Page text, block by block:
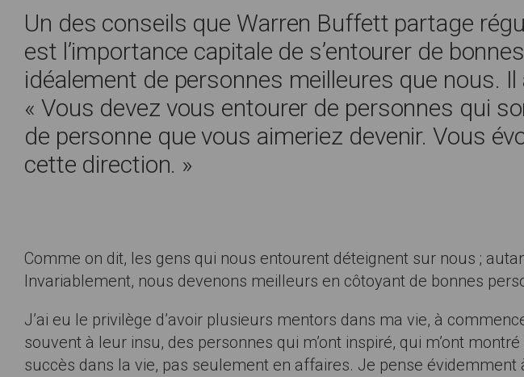
Un des conseils que Warren Buffett partage
est l’importance capitale de s’entourer de
idéalement de personnes meilleures que nous. Il
« Vous devez vous entourer de personnes qui
de personne que vous aimeriez devenir. Vous
cette direction. »
Comme on dit, les gens qui nous entourent déteignent sur nous ;
Invariablement, nous devenons meilleurs en côtoyant de bonnes
J’ai eu le privilège d’avoir plusieurs mentors dans ma vie, à
souvent à leur insu, des personnes qui m’ont inspiré, qui m’ont
succès dans la vie, pas seulement en affaires. Je pense